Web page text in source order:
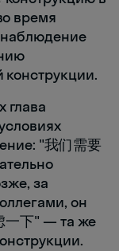
время
наблюдение
конструкции.
глава
"我们需要
за
он
一下" — та же